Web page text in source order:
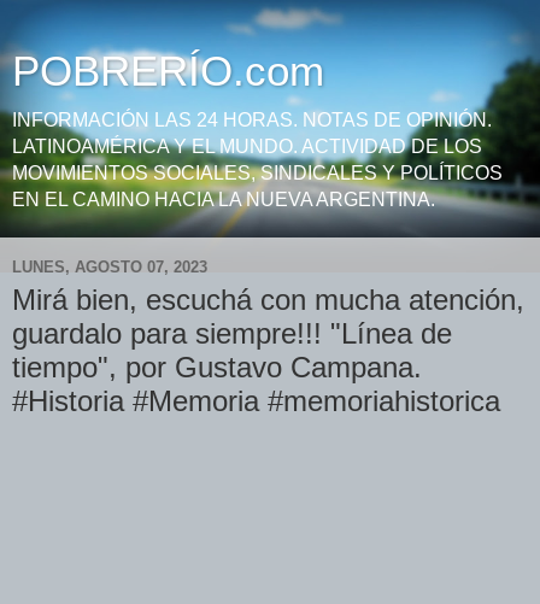
POBRERÍO.com
INFORMACIÓN LAS 24 HORAS. NOTAS DE OPINIÓN.
LATINOAMÉRICA Y EL MUNDO. ACTIVIDAD DE LOS
MOVIMIENTOS SOCIALES, SINDICALES Y POLÍTICOS
EN EL CAMINO HACIA LA NUEVA ARGENTINA.
LUNES, AGOSTO 07, 2023
Mirá bien, escuchá con mucha atención,
guardalo para siempre!!! "Línea de
tiempo", por Gustavo Campana.
#Historia #Memoria #memoriahistorica